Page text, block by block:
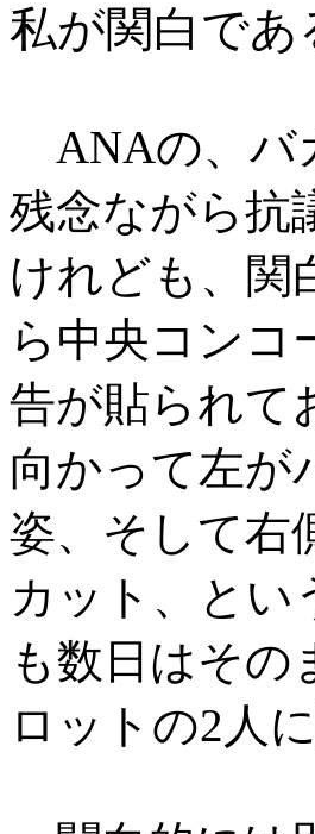
私が関白であ
ANAの、バ
残念ながら抗
けれども、関
ら中央コンコ
告が貼られて
向かって左が
姿、そして右
カット、とい
も数日はそ
ロットの2人